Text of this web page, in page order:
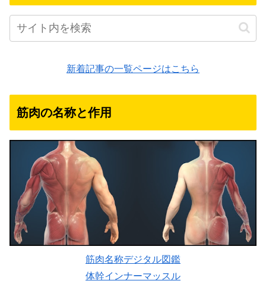
新着記事の一覧ページはこちら
筋肉の名称と作用
筋肉名称デジタル図鑑
体幹インナーマッスル